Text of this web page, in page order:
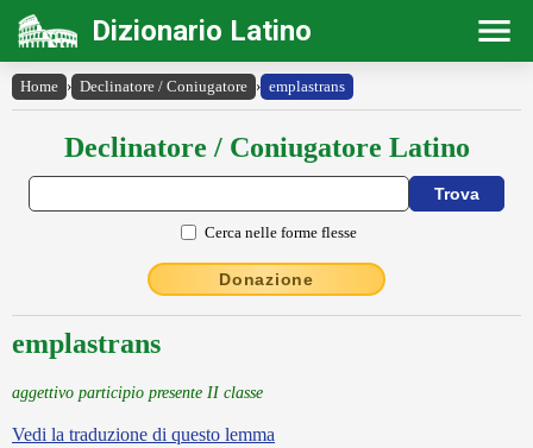
Dizionario Latino
Home › Declinatore / Coniugatore › emplastrans
Declinatore / Coniugatore Latino
Cerca nelle forme flesse
Donazione
emplastrans
aggettivo participio presente II classe
Vedi la traduzione di questo lemma